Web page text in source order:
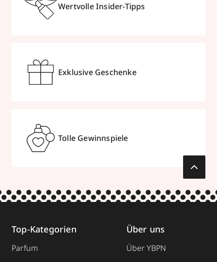
Wertvolle Insider-Tipps
Exklusive Geschenke
Tolle Gewinnspiele
Top-Kategorien
Parfum
Über uns
Über YBPN